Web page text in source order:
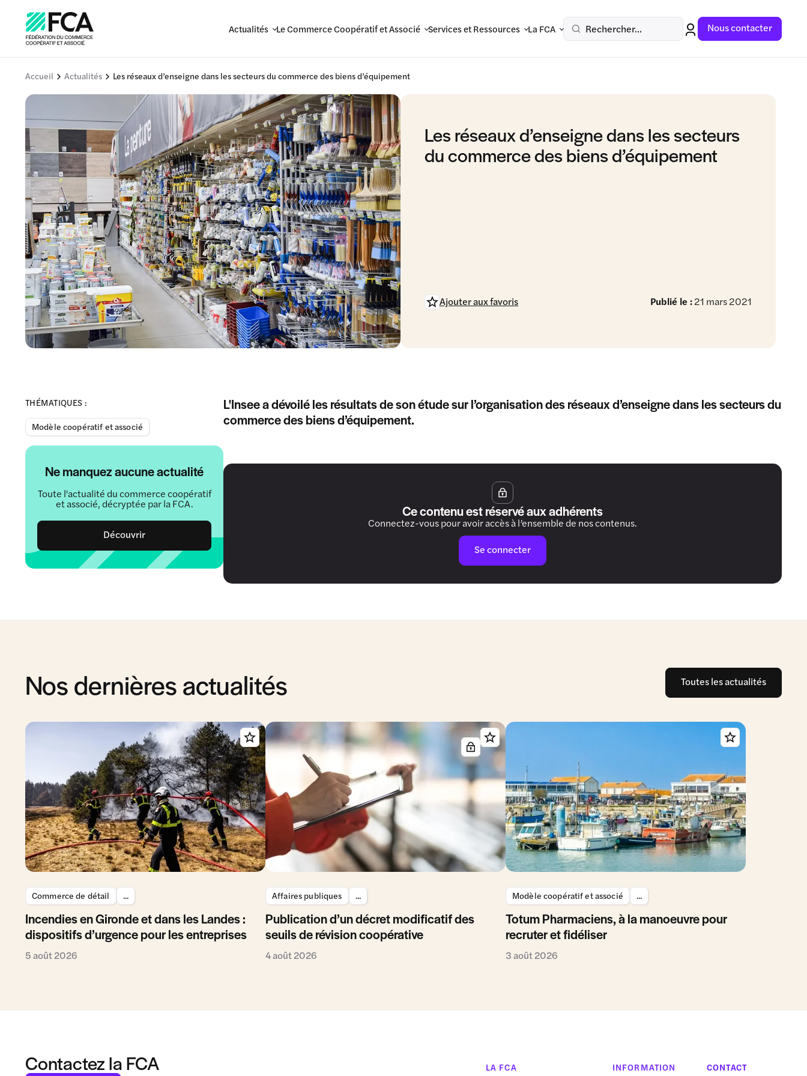
Actualités Le Commerce Coopératif et Associé Services et Ressources La FCA Rechercher... Nous contacter
Accueil Actualités Les réseaux d’enseigne dans les secteurs du commerce des biens d’équipement
Les réseaux d’enseigne dans les secteurs
du commerce des biens d’équipement
Publié le :21 mars 2021
Ajouter aux favoris
THÉMATIQUES :
Modèle coopératif et associé
Ne manquez aucune actualité
Toute l'actualité du commerce coopératif
et associé, décryptée par la FCA.
Découvrir
L'Insee a dévoilé les résultats de son étude sur l’organisation des réseaux d’enseigne dans les secteurs du
commerce des biens d’équipement.
Ce contenu est réservé aux adhérents
Connectez-vous pour avoir accès à l’ensemble de nos contenus.
Se connecter
Nos dernières actualités Toutes les actualités
Commerce de détail ...
Incendies en Gironde et dans les Landes :
dispositifs d’urgence pour les entreprises
5 août 2026
Affaires publiques ...
Publication d’un décret modificatif des
seuils de révision coopérative
4 août 2026
Modèle coopératif et associé ...
Totum Pharmaciens, à la manoeuvre pour
recruter et fidéliser
3 août 2026
Contactez la FCA LA FCA INFORMATION CONTACT